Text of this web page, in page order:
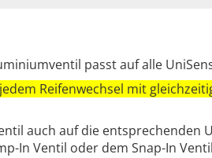
passt auf alle
Reifenwechsel mit
auch auf die entsprechenden
In Ventil oder dem Snap-In